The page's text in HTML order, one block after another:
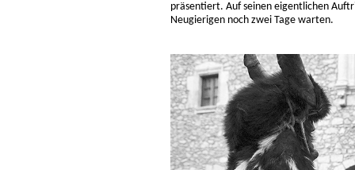
präsentiert. Auf seinen eigentlichen
Neugierigen noch zwei Tage warten.